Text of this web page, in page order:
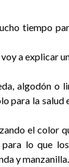
tiempo
a explicar
algodón o
para la salud
el color
lo que
y manzanilla.